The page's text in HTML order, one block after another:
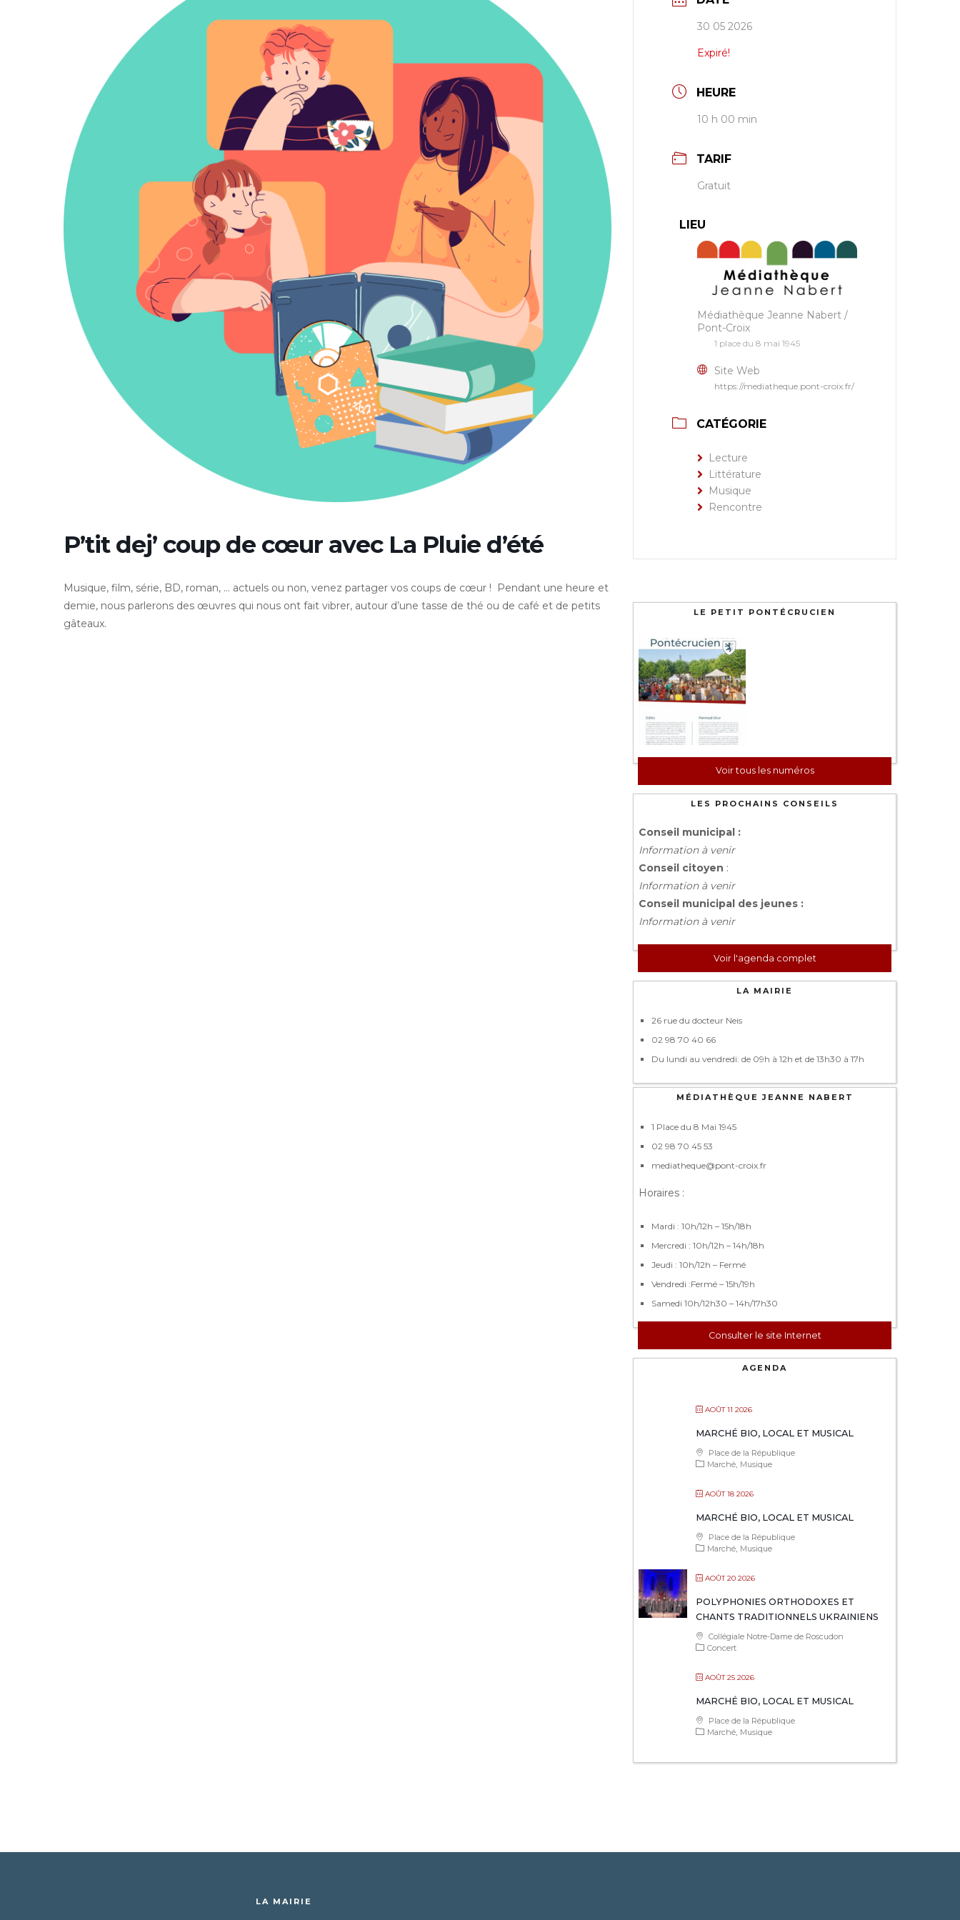
P’tit dej’ coup de cœur avec La Pluie d’été
Musique, film, série, BD, roman, … actuels ou non, venez partager vos coups de cœur ! Pendant une heure et
demie, nous parlerons des œuvres qui nous ont fait vibrer, autour d’une tasse de thé ou de café et de petits
gâteaux.
30 05 2026
Expiré!
HEURE
10 h 00 min
TARIF
Gratuit
LIEU
Médiathèque Jeanne Nabert /
Pont-Croix
1 place du 8 mai 1945
Site Web
https://mediatheque.pont-croix.fr/
CATÉGORIE
Lecture
Littérature
Musique
Rencontre
LE PETIT PONTÉCRUCIEN
Voir tous les numéros
LES PROCHAINS CONSEILS
Conseil municipal :
Information à venir
Conseil citoyen :
Information à venir
Conseil municipal des jeunes :
Information à venir
Voir l'agenda complet
LA MAIRIE
26 rue du docteur Neis
02 98 70 40 66
Du lundi au vendredi: de 09h à 12h et de 13h30 à 17h
MÉDIATHÈQUE JEANNE NABERT
1 Place du 8 Mai 1945
02 98 70 45 53
mediatheque@pont-croix.fr
Horaires :
Mardi : 10h/12h – 15h/18h
Mercredi : 10h/12h – 14h/18h
Jeudi : 10h/12h – Fermé
Vendredi :Fermé – 15h/19h
Samedi 10h/12h30 – 14h/17h30
Consulter le site Internet
AGENDA
AOÛT 11 2026
MARCHÉ BIO, LOCAL ET MUSICAL
Place de la République
Marché Musique
AOÛT 18 2026
MARCHÉ BIO, LOCAL ET MUSICAL
Place de la République
Marché Musique
AOÛT 20 2026
POLYPHONIES ORTHODOXES ET
CHANTS TRADITIONNELS UKRAINIENS
Collégiale Notre-Dame de Roscudon
Concert
AOÛT 25 2026
MARCHÉ BIO, LOCAL ET MUSICAL
Place de la République
Marché Musique
LA MAIRIE